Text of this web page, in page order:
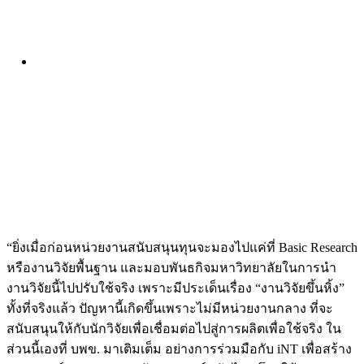
“ยิ่งเมื่อก่อนหน่วยงานสนับสนุนทุนจะมองไปแค่ที่ Basic Research
หรืองานวิจัยพื้นฐาน และมอบพันธกิจมหาวิทยาลัยในการนำ
งานวิจัยนี้ไปปรับใช้จริง เพราะมีประเด็นเรื่อง “งานวิจัยขึ้นหิ้ง”
ทั้งที่จริงแล้ว ปัญหานี้เกิดขึ้นเพราะไม่มีหน่วยงานกลาง ที่จะ
สนับสนุนให้กับนักวิจัยเพื่อเชื่อมต่อไปสู่การผลิตเพื่อใช้จริง ใน
ส่วนนี้เองที่ บพข. มาเติมเต็ม อย่างการร่วมมือกับ iNT เพื่อสร้าง